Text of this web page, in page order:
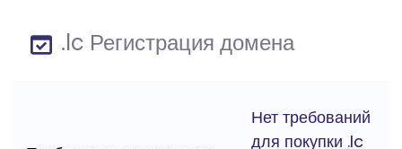
.lc Регистрация домена
Нет требований
для покупки .lc